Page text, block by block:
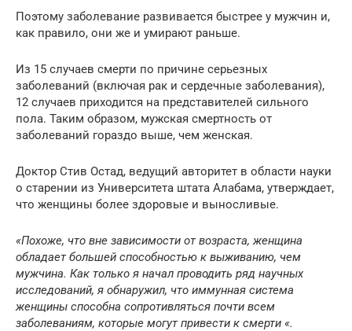
Поэтому заболевание развивается быстрее у мужчин и,
как правило, они же и умирают раньше.
Из 15 случаев смерти по причине серьезных
заболеваний (включая рак и сердечные заболевания),
12 случаев приходится на представителей сильного
пола. Таким образом, мужская смертность от
заболеваний гораздо выше, чем женская.
Доктор Стив Остад, ведущий авторитет в области науки
о старении из Университета штата Алабама, утверждает,
что женщины более здоровые и выносливые.
«Похоже, что вне зависимости от возраста, женщина
обладает большей способностью к выживанию, чем
мужчина. Как только я начал проводить ряд научных
исследований, я обнаружил, что иммунная система
женщины способна сопротивляться почти всем
заболеваниям, которые могут привести к смерти «.